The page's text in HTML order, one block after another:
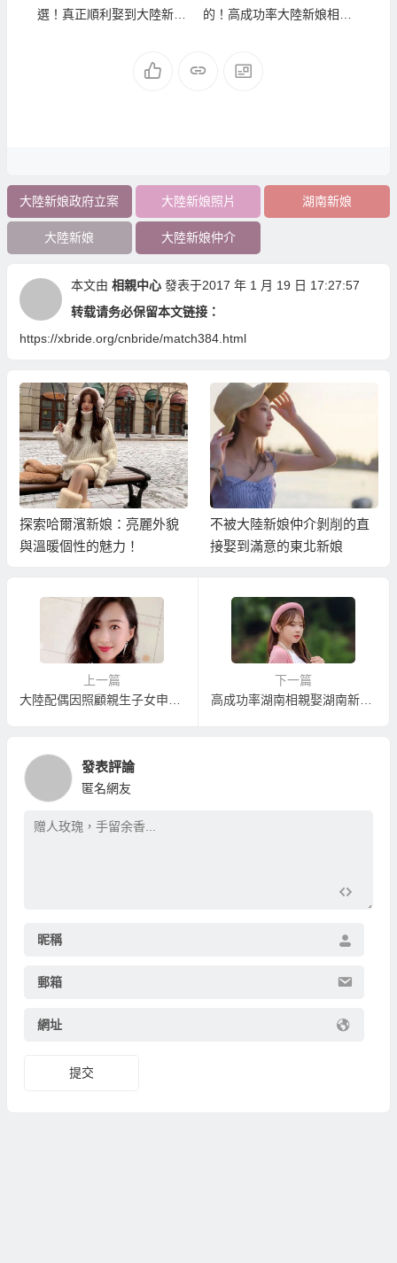
選！真正順利娶到大陸新娘
的！高成功率大陸新娘相親
大陸新娘政府立案 大陸新娘照片 湖南新娘
大陸新娘 大陸新娘仲介
本文由 相親中心 發表于2017 年 1 月 19 日 17:27:57
转载请务必保留本文链接：
https://xbride.org/cnbride/match384.html
探索哈爾濱新娘：亮麗外貌
與溫暖個性的魅力！
不被大陸新娘仲介剝削的直
接娶到滿意的東北新娘
上一篇
下一篇
高成功率湖南相親娶湖南新娘服務
發表評論
匿名網友
昵稱
郵箱
網址
提交